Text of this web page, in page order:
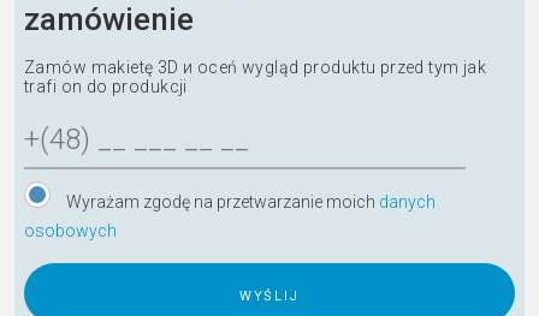
zamówienie
Zamów makietę 3D и oceń wygląd produktu przed tym jak
trafi on do produkcji
Wyrażam zgodę na przetwarzanie moich danych
osobowych